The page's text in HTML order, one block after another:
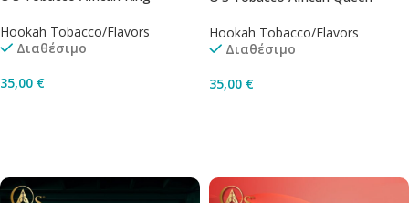
Hookah Tobacco/Flavors
Διαθέσιμο
35,00 €
Hookah Tobacco/Flavors
Διαθέσιμο
35,00 €